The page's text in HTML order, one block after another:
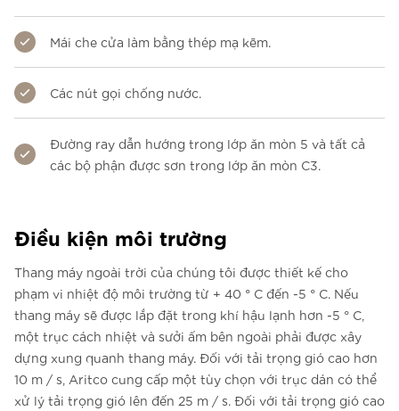
Mái che cửa làm bằng thép mạ kẽm.
Các nút gọi chống nước.
Đường ray dẫn hướng trong lớp ăn mòn 5 và tất cả
các bộ phận được sơn trong lớp ăn mòn C3.
Điều kiện môi trường
Thang máy ngoài trời của chúng tôi được thiết kế cho
phạm vi nhiệt độ môi trường từ + 40 ° C đến -5 ° C. Nếu
thang máy sẽ được lắp đặt trong khí hậu lạnh hơn -5 ° C,
một trục cách nhiệt và sưởi ấm bên ngoài phải được xây
dựng xung quanh thang máy. Đối với tải trọng gió cao hơn
10 m / s, Aritco cung cấp một tùy chọn với trục dán có thể
xử lý tải trọng gió lên đến 25 m / s. Đối với tải trọng gió cao